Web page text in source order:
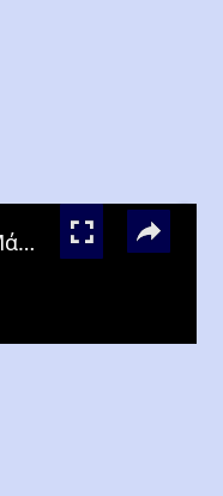
Παππού, σ’ αγαπώ, Μάρω Θεοδωράκη